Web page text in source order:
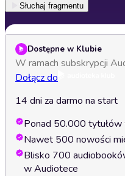
Słuchaj fragmentu
Dostępne w Klubie
W ramach subskrypcji
Dołącz do
14 dni za darmo na start
Ponad 50.000 tytułów
Nawet 500 nowości
Blisko 700
w Audiotece